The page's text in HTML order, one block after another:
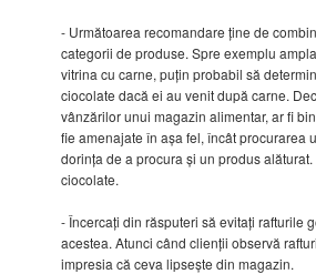
- Următoarea recomandare ține de
categorii de produse. Spre exemplu
vitrina cu carne, puțin probabil să
ciocolate dacă ei au venit după carne.
vânzărilor unui magazin alimentar, ar fi
fie amenajate în așa fel, încât procurarea
dorința de a procura și un produs
ciocolate.
- Încercați din răsputeri să evitați rafturile
acestea. Atunci când clienții observă
impresia că ceva lipsește din magazin.